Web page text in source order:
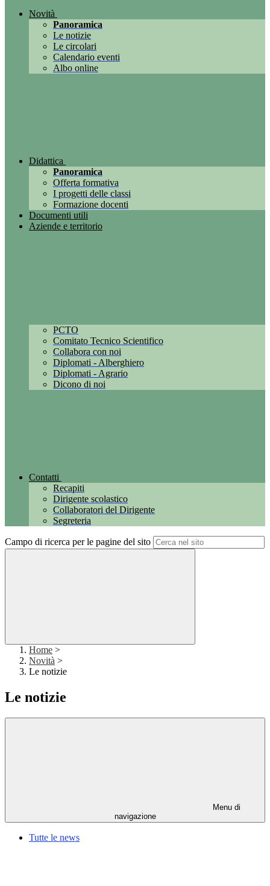
Novità
Panoramica
Le notizie
Le circolari
Calendario eventi
Albo online
Didattica
Panoramica
Offerta formativa
I progetti delle classi
Formazione docenti
Documenti utili
Aziende e territorio
PCTO
Comitato Tecnico Scientifico
Collabora con noi
Diplomati - Alberghiero
Diplomati - Agrario
Dicono di noi
Contatti
Recapiti
Dirigente scolastico
Collaboratori del Dirigente
Segreteria
Campo di ricerca per le pagine del sito
Home >
Novità >
Le notizie
Le notizie
Menu di
navigazione
Tutte le news